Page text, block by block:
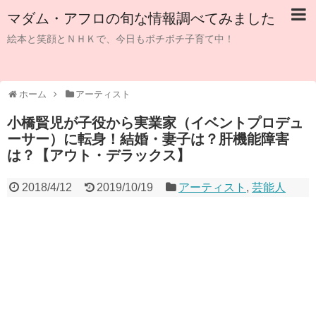
マダム・アフロの旬な情報調べてみました
絵本と笑顔とＮＨＫで、今日もボチボチ子育て中！
ホーム アーティスト
小橋賢児が子役から実業家（イベントプロデュ
ーサー）に転身！結婚・妻子は？肝機能障害
は？【アウト・デラックス】
2018/4/12 2019/10/19 アーティスト ,芸能人